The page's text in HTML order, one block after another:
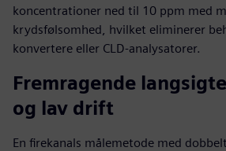
koncentrationer ned til 10 ppm med
krydsfølsomhed, hvilket eliminerer
konvertere eller CLD-analysatorer.
Fremragende
og lav drift
En firekanals målemetode med